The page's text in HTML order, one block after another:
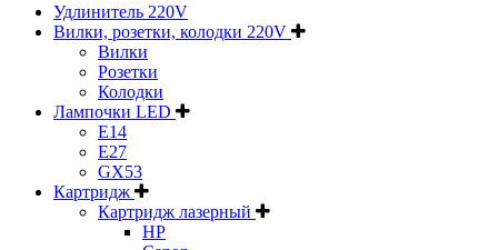
Удлинитель 220V
Вилки, розетки, колодки 220V
Вилки
Розетки
Колодки
Лампочки LED
E14
E27
GX53
Картридж
Картридж лазерный
HP